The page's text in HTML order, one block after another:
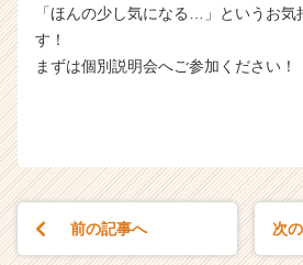
「ほんの少し気になる…」というお気
す！
まずは個別説明会へご参加ください！
前の記事へ 次